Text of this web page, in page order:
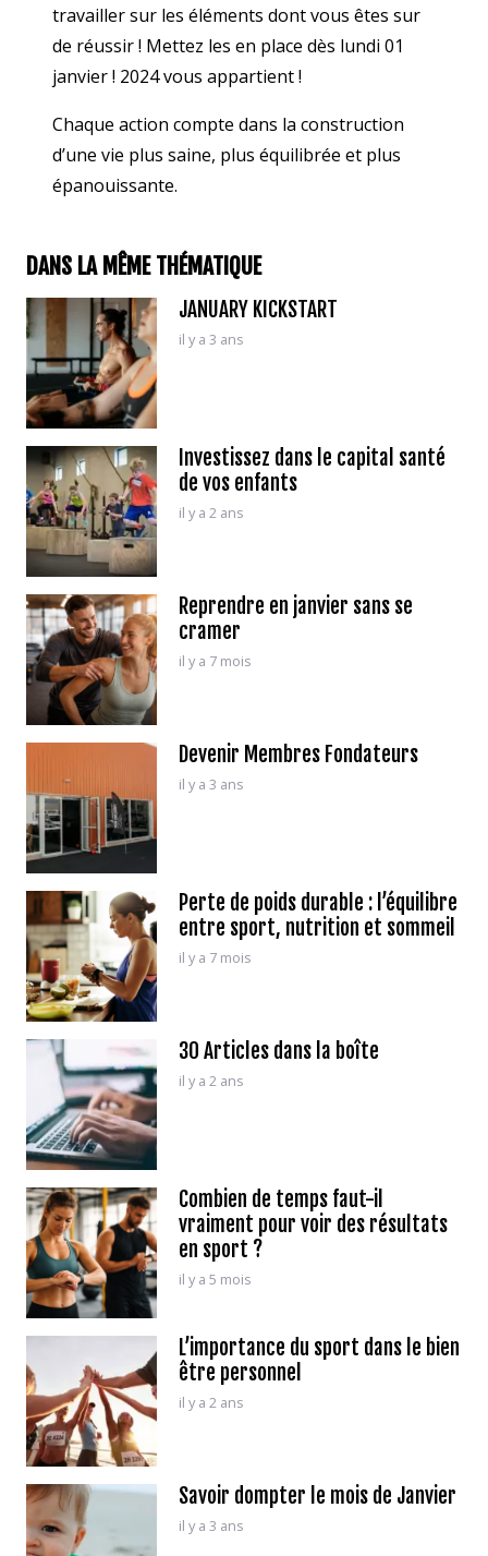
travailler sur les éléments dont vous êtes sur
de réussir ! Mettez les en place dès lundi 01
janvier ! 2024 vous appartient !
Chaque action compte dans la construction
d’une vie plus saine, plus équilibrée et plus
épanouissante.
DANS LA MÊME THÉMATIQUE
JANUARY KICKSTART
il y a 3 ans
Investissez dans le capital santé
de vos enfants
il y a 2 ans
Reprendre en janvier sans se
cramer
il y a 7 mois
Devenir Membres Fondateurs
il y a 3 ans
Perte de poids durable : l’équilibre
entre sport, nutrition et sommeil
il y a 7 mois
30 Articles dans la boîte
il y a 2 ans
Combien de temps faut-il
vraiment pour voir des résultats
en sport ?
il y a 5 mois
L’importance du sport dans le bien
être personnel
il y a 2 ans
Savoir dompter le mois de Janvier
il y a 3 ans